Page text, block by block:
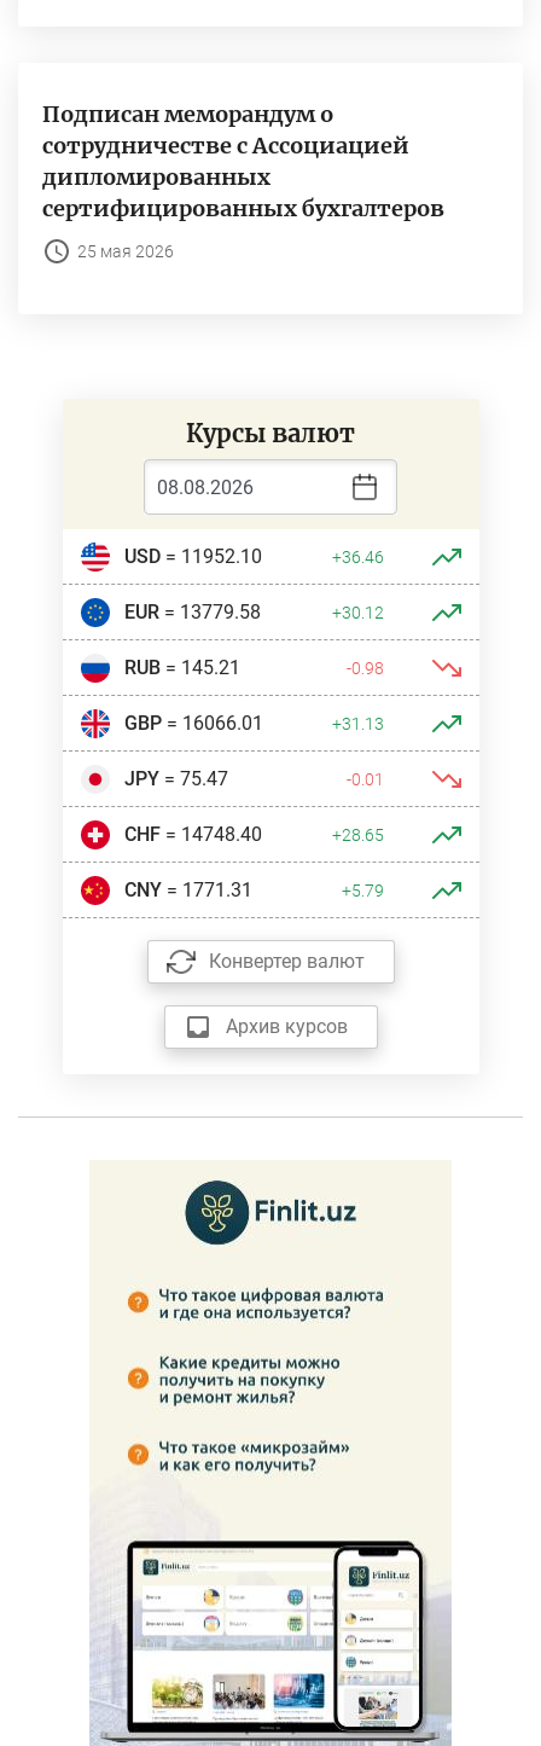
Подписан меморандум о
сотрудничестве с Ассоциацией
дипломированных
сертифицированных бухгалтеров
25 мая 2026
Курсы валют
USD= 11952.10 +36.46
EUR= 13779.58 +30.12
RUB= 145.21 -0.98
GBP= 16066.01 +31.13
JPY= 75.47 -0.01
CHF= 14748.40 +28.65
CNY= 1771.31 +5.79
Конвертер валют
Архив курсов